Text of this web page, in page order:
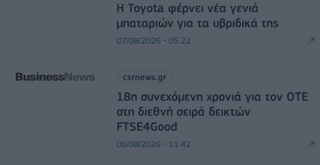
Η Toyota φέρνει νέα γενιά
μπαταριών για τα υβριδικά της
07/08/2026 - 05:22
csrnews.gr
18η συνεχόμενη χρονιά για τον ΟΤΕ
στη διεθνή σειρά δεικτών
FTSE4Good
06/08/2026 - 11:42